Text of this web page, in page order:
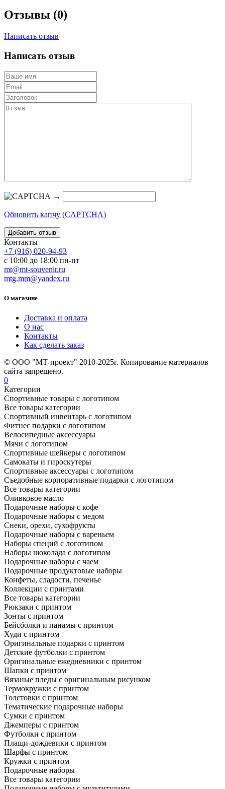
Отзывы (0)
Написать отзыв
Написать отзыв
→
Обновить капчу (CAPTCHA)
Контакты
+7 (916) 020-94-93
с 10:00 до 18:00 пн-пт
mt@mt-souvenir.ru
mtg.mm@yandex.ru
О магазине
Доставка и оплата
О нас
Контакты
Как сделать заказ
© ООО "МТ-проект" 2010-2025г. Копирование материалов
сайта запрещено.
0
Категории
Спортивные товары с логотипом
Все товары категории
Спортивный инвентарь с логотипом
Фитнес подарки с логотипом
Велосипедные аксессуары
Мячи с логотипом
Спортивные шейкеры с логотипом
Самокаты и гироскутеры
Спортивные аксессуары с логотипом
Съедобные корпоративные подарки с логотипом
Все товары категории
Оливковое масло
Подарочные наборы с кофе
Подарочные наборы с медом
Снеки, орехи, сухофрукты
Подарочные наборы с вареньем
Наборы специй с логотипом
Наборы шоколада с логотипом
Подарочные наборы с чаем
Подарочные продуктовые наборы
Конфеты, сладости, печенье
Коллекции с принтами
Все товары категории
Рюкзаки с принтом
Зонты с принтом
Бейсболки и панамы с принтом
Худи с принтом
Оригинальные подарки с принтом
Детские футболки с принтом
Оригинальные ежедневники с принтом
Шапки с принтом
Вязаные пледы с оригинальным рисунком
Термокружки с принтом
Толстовки с принтом
Тематические подарочные наборы
Сумки с принтом
Джемперы с принтом
Футболки с принтом
Плащи-дождевики с принтом
Шарфы с принтом
Кружки с принтом
Подарочные наборы
Все товары категории